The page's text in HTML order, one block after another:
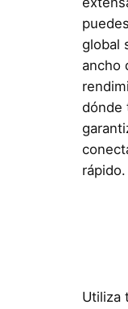
global
ancho
dónde
rápido.
Utiliza